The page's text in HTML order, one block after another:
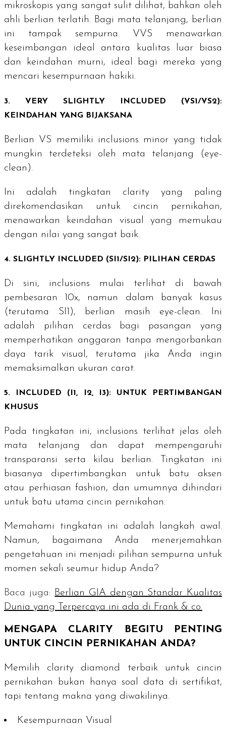
mikroskopis yang sangat sulit dilihat, bahkan oleh
ahli berlian terlatih. Bagi mata telanjang, berlian
ini tampak sempurna. VVS menawarkan
keseimbangan ideal antara kualitas luar biasa
dan keindahan murni, ideal bagi mereka yang
mencari kesempurnaan hakiki.
3. VERY SLIGHTLY INCLUDED (VS1/VS2):
KEINDAHAN YANG BIJAKSANA
Berlian VS memiliki inclusions minor yang tidak
mungkin terdeteksi oleh mata telanjang (eye-
clean ).
Ini adalah tingkatan clarity yang paling
direkomendasikan untuk cincin pernikahan,
menawarkan keindahan visual yang memukau
dengan nilai yang sangat baik.
4. SLIGHTLY INCLUDED (SI1/SI2): PILIHAN CERDAS
Di sini, inclusions mulai terlihat di bawah
pembesaran 10x, namun dalam banyak kasus
(terutama SI1), berlian masih eye-clean. Ini
adalah pilihan cerdas bagi pasangan yang
memperhatikan anggaran tanpa mengorbankan
daya tarik visual, terutama jika Anda ingin
memaksimalkan ukuran carat.
5. INCLUDED (I1, I2, I3): UNTUK PERTIMBANGAN
KHUSUS
Pada tingkatan ini, inclusions terlihat jelas oleh
mata telanjang dan dapat mempengaruhi
transparansi serta kilau berlian. Tingkatan ini
biasanya dipertimbangkan untuk batu aksen
atau perhiasanfashion, dan umumnya dihindari
untuk batu utama cincin pernikahan.
Memahami tingkatan ini adalah langkah awal.
Namun, bagaimana Anda menerjemahkan
pengetahuan ini menjadi pilihan sempurna untuk
momen sekali seumur hidup Anda?
Baca juga: Berlian GIA dengan Standar Kualitas
Dunia yang Terpercaya ini ada di Frank & co.
MENGAPA CLARITY BEGITU PENTING
UNTUK CINCIN PERNIKAHAN ANDA?
Memilih clarity diamond
terbaik untuk cincin
pernikahan bukan hanya soal data di sertifikat,
tapi tentang makna yang diwakilinya.
Kesempurnaan Visual